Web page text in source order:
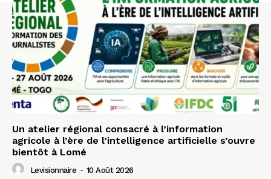
Un atelier régional consacré à l’information
agricole à l’ère de l’intelligence artificielle s’ouvre
bientôt à Lomé
Levisionnaire - 10 Août 2026